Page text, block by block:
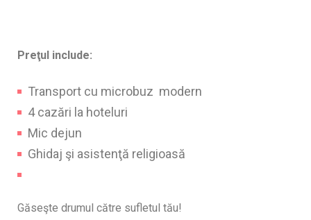
Preţul include:
Transport cu microbuz modern
4 cazări la hoteluri
Mic dejun
Ghidaj şi asistenţă religioasă
Găseşte drumul către sufletul tău!